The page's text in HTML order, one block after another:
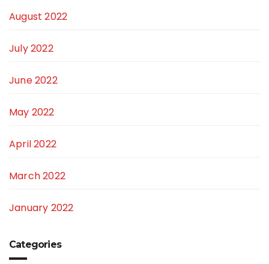
August 2022
July 2022
June 2022
May 2022
April 2022
March 2022
January 2022
Categories